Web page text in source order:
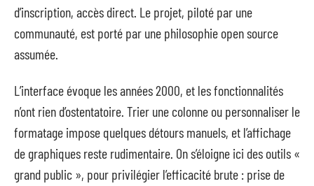
d’inscription, accès direct. Le projet, piloté par une
communauté, est porté par une philosophie open source
assumée.
L’interface évoque les années 2000, et les fonctionnalités
n’ont rien d’ostentatoire. Trier une colonne ou personnaliser le
formatage impose quelques détours manuels, et l’affichage
de graphiques reste rudimentaire. On s’éloigne ici des outils «
grand public », pour privilégier l’efficacité brute : prise de